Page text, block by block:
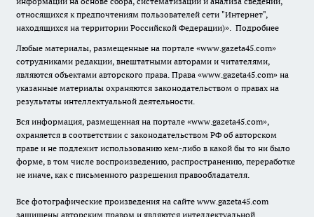
относящихся к предпочтениям пользователей сети "Интернет",
находящихся на территории Российской Федерации)». Подробнее
Любые материалы, размещенные на портале «www.gazeta45.com»
сотрудниками редакции, внештатными авторами и читателями,
являются объектами авторского права. Права «www.gazeta45.com» на
указанные материалы охраняются законодательством о правах на
результаты интеллектуальной деятельности.
Вся информация, размещенная на портале «www.gazeta45.com»,
охраняется в соответствии с законодательством РФ об авторском
праве и не подлежит использованию кем-либо в какой бы то ни было
форме, в том числе воспроизведению, распространению, переработке
не иначе, как с письменного разрешения правообладателя.
Все фотографические произведения на сайте www.gazeta45.com
защищены авторским правом и являются интеллектуальной